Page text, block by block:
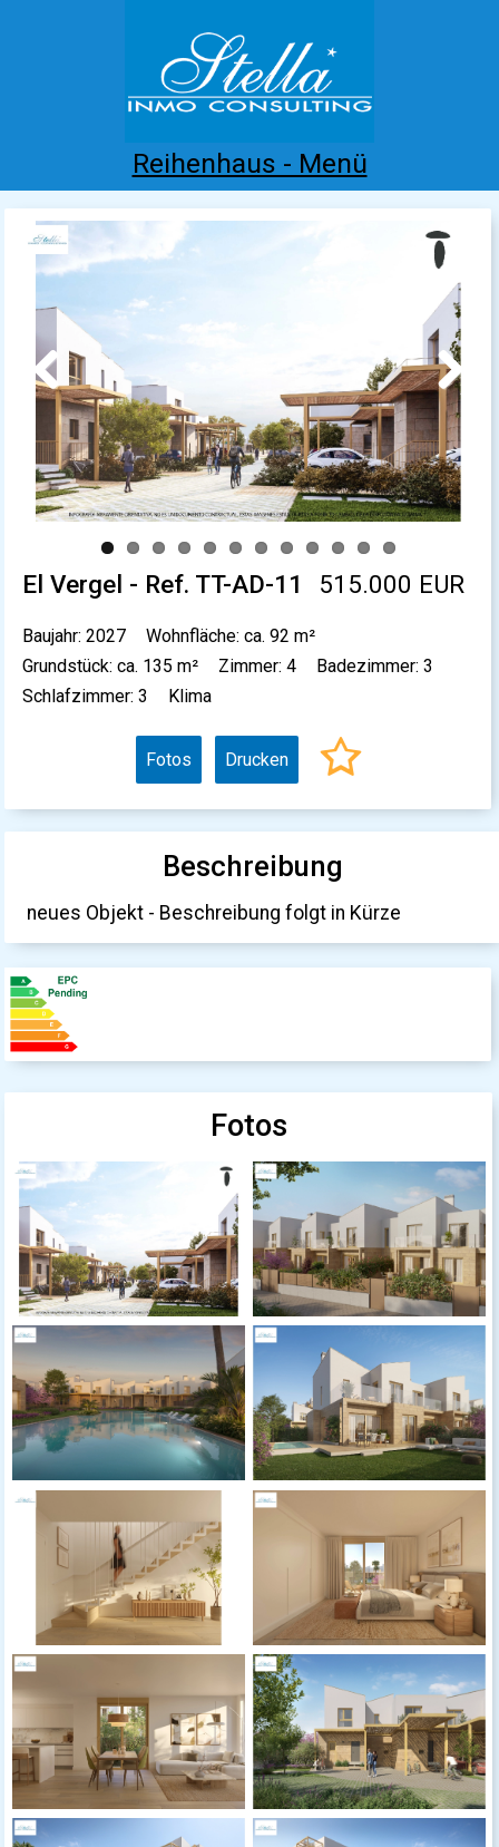
Reihenhaus - Menü
Home Costa Blanca Kaufen Mieten
Neubau Infos Referenzen Kontakt
Previous Next
El Vergel - Ref. TT-AD-11 515.000 EUR
Baujahr: 2027
Wohnfläche: ca. 92 m²
Grundstück: ca. 135 m²
Zimmer: 4
Badezimmer: 3
Schlafzimmer: 3
Klima
Fotos Drucken
Beschreibung
neues Objekt - Beschreibung folgt in Kürze
Fotos